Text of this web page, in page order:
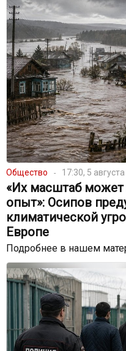
Общество 17:30, 5 августа
«Их масштаб
опыт»: Осипов
климатической
Европе
Подробнее в нашем